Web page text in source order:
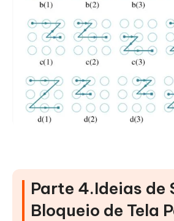
Parte 4.Ideias de
Bloqueio de Tela